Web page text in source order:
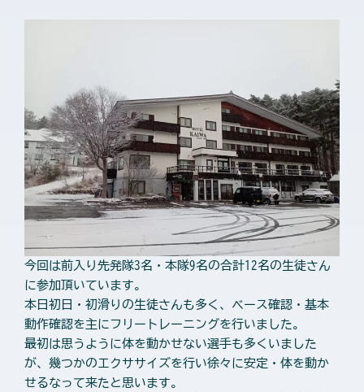
今回は前入り先発隊3名・本隊9名の合計12名の生徒さん
に参加頂いています。
本日初日・初滑りの生徒さんも多く、ベース確認・基本
動作確認を主にフリートレーニングを行いました。
最初は思うように体を動かせない選手も多くいました
が、幾つかのエクササイズを行い徐々に安定・体を動か
せるなって来たと思います。